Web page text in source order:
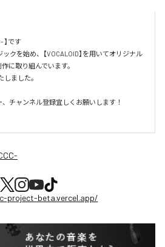
】です
ックを始め、【VOCALOID】を用いてオリジナル
に取り組んでいます。
しました。
チャンネル登録宜しくお願いします！
project-beta.vercel.app/